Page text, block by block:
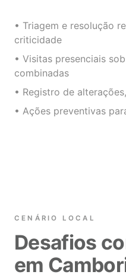
• Triagem e resolução
criticidade
• Visitas presenciais
combinadas
• Registro de
• Ações preventivas
CENÁRIO LOCAL
Desafios
em